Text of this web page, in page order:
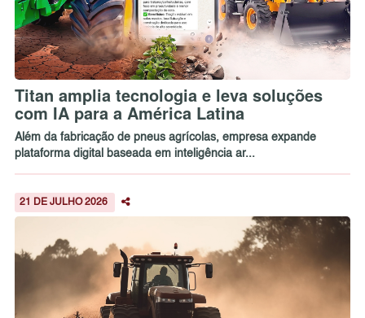
Titan amplia tecnologia e leva soluções
com IA para a América Latina
Além da fabricação de pneus agrícolas, empresa expande
plataforma digital baseada em inteligência ar...
21 DE JULHO 2026